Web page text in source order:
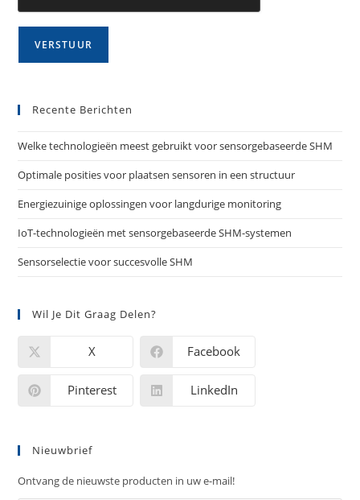
Recente Berichten
Welke technologieën meest gebruikt voor sensorgebaseerde SHM
Optimale posities voor plaatsen sensoren in een structuur
Energiezuinige oplossingen voor langdurige monitoring
IoT-technologieën met sensorgebaseerde SHM-systemen
Sensorselectie voor succesvolle SHM
Wil Je Dit Graag Delen?
X Facebook
Pinterest LinkedIn
Nieuwbrief
Ontvang de nieuwste producten in uw e-mail!